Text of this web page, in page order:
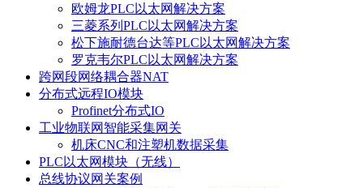
欧姆龙PLC以太网解决方案
三菱系列PLC以太网解决方案
松下施耐德台达等PLC以太网解决方案
罗克韦尔PLC以太网解决方案
跨网段网络耦合器NAT
分布式远程IO模块
Profinet分布式IO
工业物联网智能采集网关
机床CNC和注塑机数据采集
PLC以太网模块（无线）
总线协议网关案例